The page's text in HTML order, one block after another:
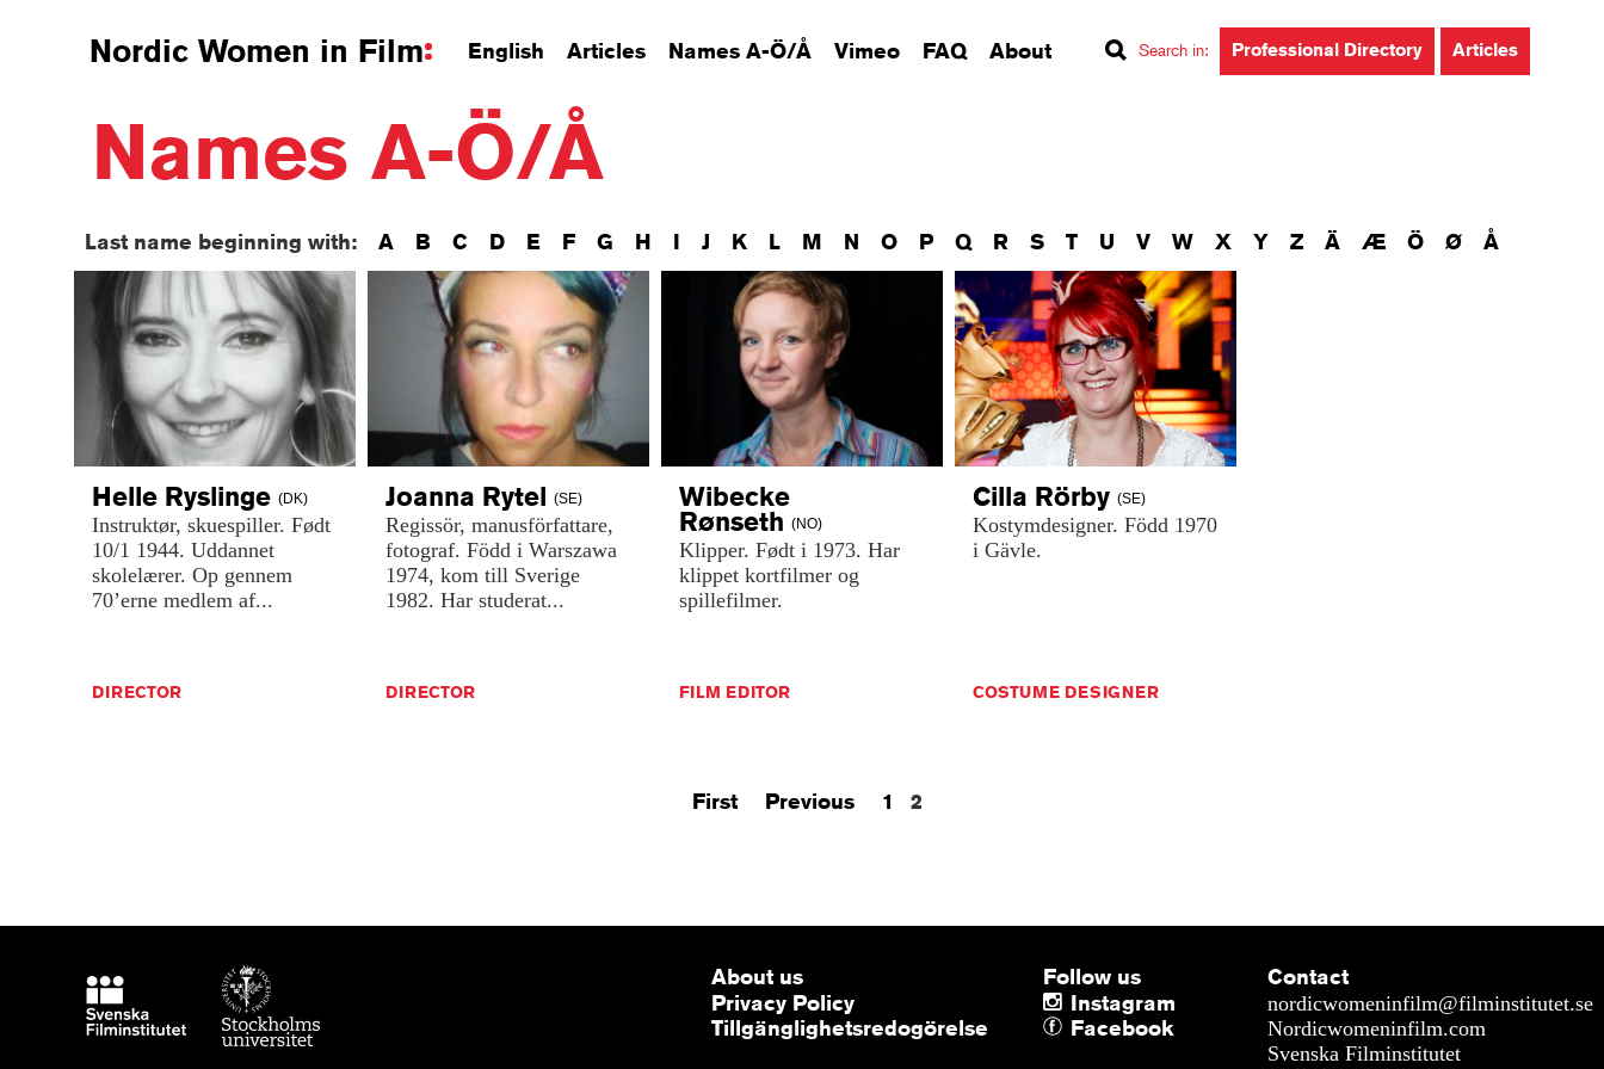
Nordic Women in Film English Articles Names A-Ö/Å Vimeo FAQ About Search in: Professional Directory Articles
Names A-Ö/Å
Last name beginning with: A B C D E F G H I J K L M N O P Q R S T U V W X Y Z Ä Æ Ö Ø Å
Helle Ryslinge (DK)
Instruktør, skuespiller. Født
10/1 1944. Uddannet
skolelærer. Op gennem
70’erne medlem af...
DIRECTOR
Joanna Rytel (SE)
Regissör, manusförfattare,
fotograf. Född i Warszawa
1974, kom till Sverige
1982. Har studerat...
DIRECTOR
Wibecke
Rønseth (NO)
Klipper. Født i 1973. Har
klippet kortfilmer og
spillefilmer.
FILM EDITOR
Cilla Rörby (SE)
Kostymdesigner. Född 1970
i Gävle.
COSTUME DESIGNER
First Previous 1 2
About us
Privacy Policy
Tillgänglighetsredogörelse
Follow us
Instagram
Facebook
Contact
nordicwomeninfilm@filminstitutet.se
Nordicwomeninfilm.com
Svenska Filminstitutet